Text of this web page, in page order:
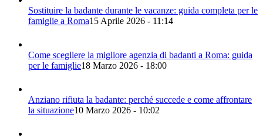
Sostituire la badante durante le vacanze: guida completa per le
famiglie a Roma15 Aprile 2026 - 11:14
Come scegliere la migliore agenzia di badanti a Roma: guida
per le famiglie18 Marzo 2026 - 18:00
Anziano rifiuta la badante: perché succede e come affrontare
la situazione10 Marzo 2026 - 10:02